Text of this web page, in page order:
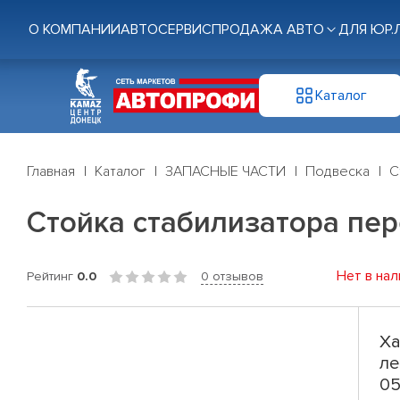
О КОМПАНИИАВТОСЕРВИСПРОДАЖА АВТО ДЛЯ
Каталог
Главная Каталог ЗАПАСНЫЕ ЧАСТИ Подвеска
Стойка стабилизатора
Рейтинг 0.0 0 отзывов Нет в